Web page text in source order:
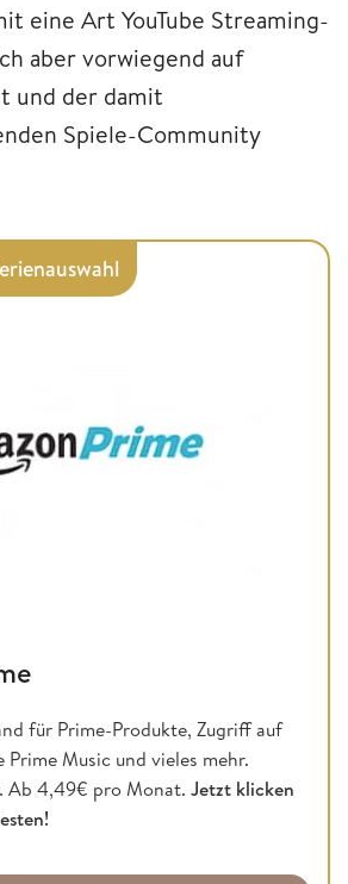
eine Art YouTube Streaming-
aber vorwiegend auf
und der damit
Spiele-Community
für Prime-Produkte, Zugriff auf
Prime Music und vieles mehr.
Ab 4,49€ pro Monat. Jetzt klicken